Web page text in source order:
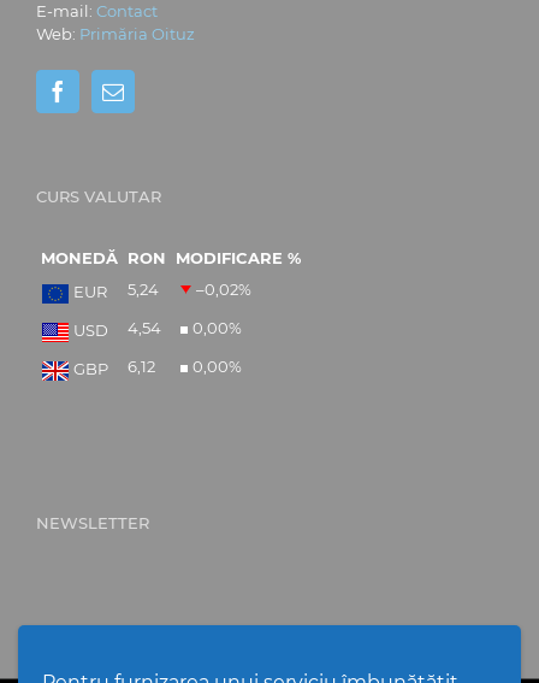
E-mail: Contact
Web: Primăria Oituz
CURS VALUTAR
MONEDĂ RON
MODIFICARE %
EUR
5,24 –0,02%
USD 4,54 0,00%
GBP 6,12 0,00%
NEWSLETTER